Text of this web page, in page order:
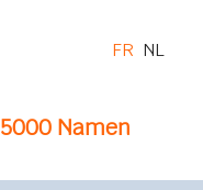
5000 Namen
FR NL